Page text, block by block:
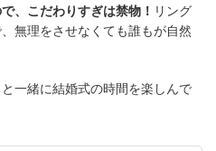
、こだわりすぎは禁物！ リング
無理をさせなくても誰もが自然
一緒に結婚式の時間を楽しんで